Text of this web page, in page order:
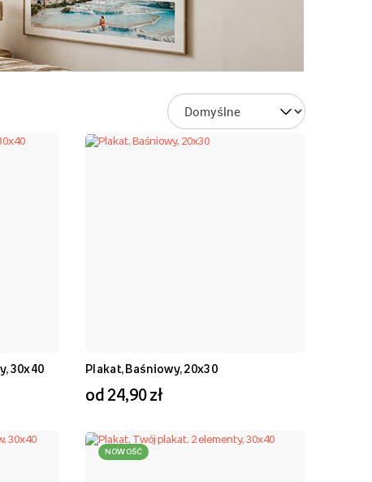
30x40 Plakat, Baśniowy, 20x30
od 24,90 zł
NOWOŚĆ